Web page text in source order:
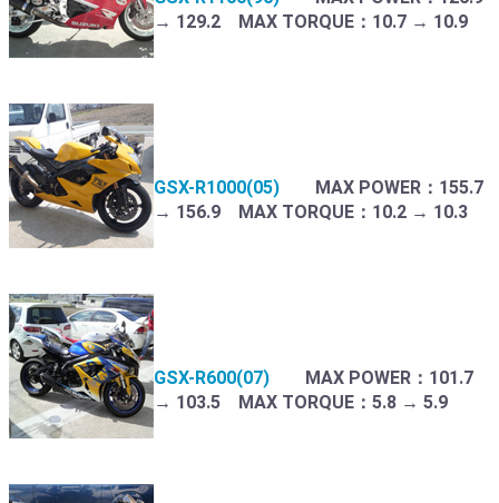
→ 129.2 MAX TORQUE：10.7 → 10.9
GSX-R1000(05) MAX POWER：155.7
→ 156.9 MAX TORQUE：10.2 → 10.3
GSX-R600(07) MAX POWER：101.7
→ 103.5 MAX TORQUE：5.8 → 5.9